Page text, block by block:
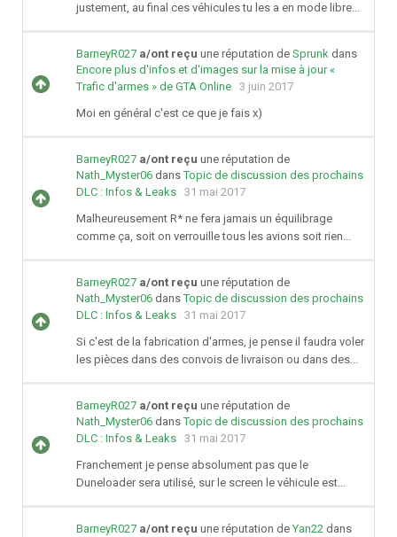
justement, au final ces véhicules tu les a en mode libre...
BarneyR027 a/ont reçu une réputation de Sprunk dans
Encore plus d'infos et d'images sur la mise à jour «
Trafic d'armes » de GTA Online 3 juin 2017
Moi en général c'est ce que je fais x)
BarneyR027 a/ont reçu une réputation de
Nath_Myster06 dansTopic de discussion des prochains
DLC : Infos & Leaks 31 mai 2017
Malheureusement R* ne fera jamais un équilibrage
comme ça, soit on verrouille tous les avions soit rien...
BarneyR027 a/ont reçu une réputation de
Nath_Myster06 dansTopic de discussion des prochains
DLC : Infos & Leaks 31 mai 2017
Si c'est de la fabrication d'armes, je pense il faudra voler
les pièces dans des convois de livraison ou dans des...
BarneyR027 a/ont reçu une réputation de
Nath_Myster06 dansTopic de discussion des prochains
DLC : Infos & Leaks 31 mai 2017
Franchement je pense absolument pas que le
Duneloader sera utilisé, sur le screen le véhicule est...
BarneyR027 a/ont reçu une réputation de Yan22 dans